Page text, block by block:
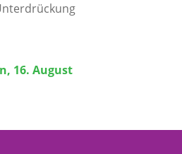
16. August